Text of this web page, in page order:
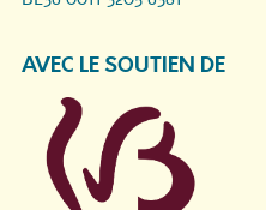
AVEC LE SOUTIEN DE